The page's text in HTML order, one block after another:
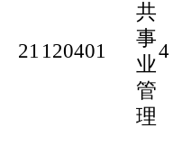
21 120401
共
事
业
管
理
4